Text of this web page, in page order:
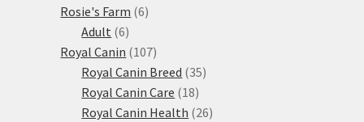
Rosie's Farm 66
Adult 66
produktů
Royal Canin 107107
produktů
Royal Canin Breed 3535
Royal Canin Care 1818
produktů
Royal Canin Health 2626